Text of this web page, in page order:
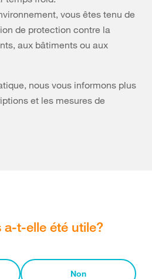
vous êtes tenu de
de protection contre la
aux bâtiments ou aux
nous vous informons plus
et les mesures de
a-t-elle été utile?
Non